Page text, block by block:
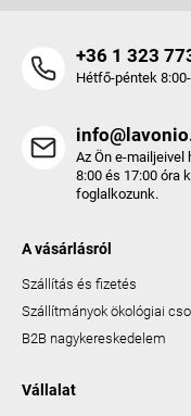
+36 1 323
Hétfő-péntek
Az Ön e-mailjeivel
8:00 és 17:00 óra
foglalkozunk.
A vásárlásról
Szállítás és fizetés
Szállítmányok ökológiai
B2B nagykereskedelem
Vállalat